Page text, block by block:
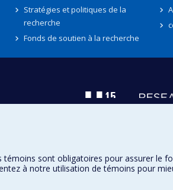
Stratégies et politiques de la
recherche
Fonds de soutien à la recherche
témoins sont obligatoires pour assurer le
à notre utilisation de témoins pour